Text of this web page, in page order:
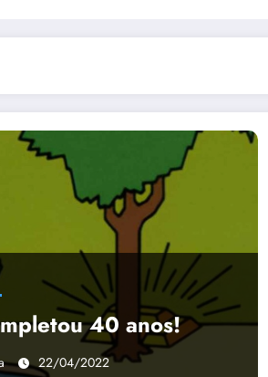
40 anos!
22/04/2022